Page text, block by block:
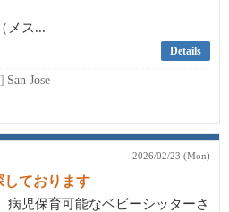
メス...
Details
San Jose
2026/02/23 (Mon)
しております
病児保育可能なベビーシッターさ